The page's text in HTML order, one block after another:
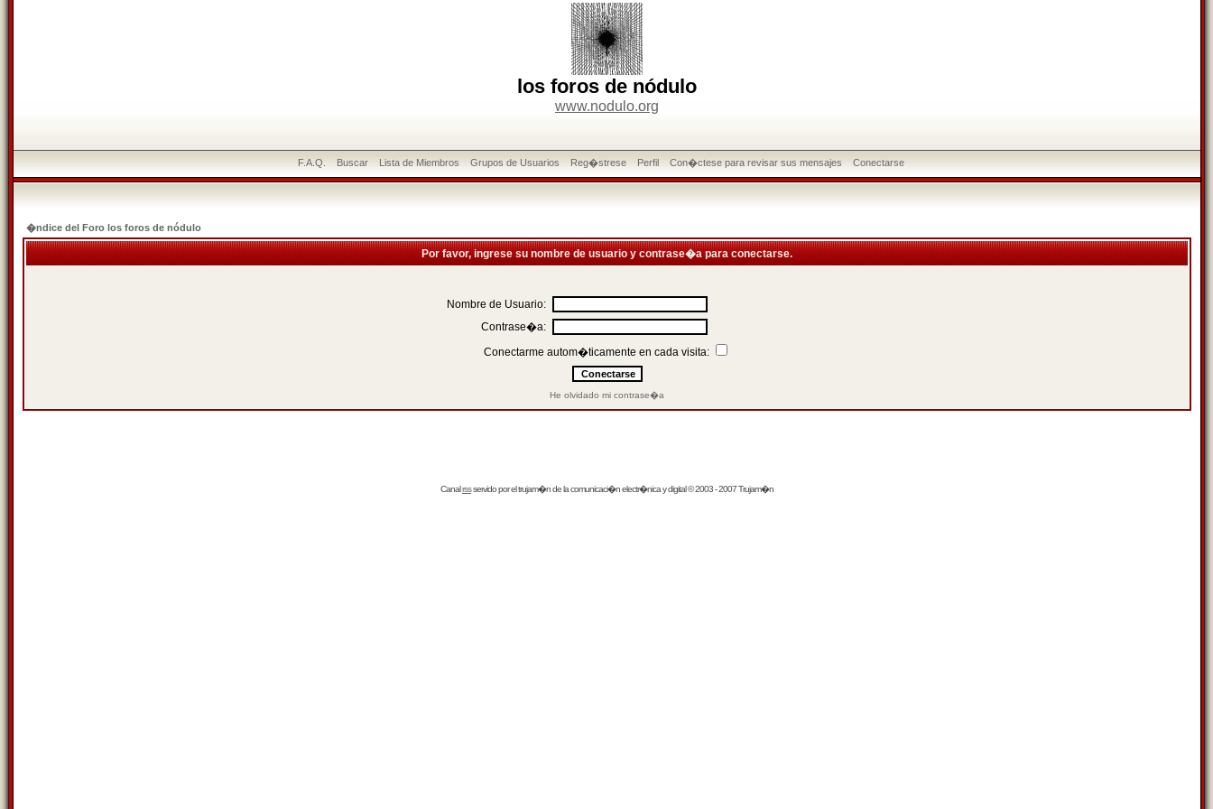
los foros de nódulo
www.nodulo.org
F.A.Q. Buscar Lista de Miembros Grupos de Usuarios Reg�strese Perfil Con�ctese para revisar sus mensajes Conectarse
�ndice del Foro los foros de nódulo
Por favor, ingrese su nombre de usuario y contrase�a para conectarse.
Nombre de Usuario:
Contrase�a:
Conectarme autom�ticamente en cada visita:
He olvidado mi contrase�a
Canalrssservido por eltrujam�nde la comunicaci�n electr�nica y digital © 2003 - 2007 Trujam�n